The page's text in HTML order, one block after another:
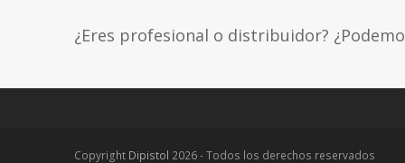
¿Eres profesional o distribuidor?
Copyright Dipistol 2026 - Todos los derechos reservados